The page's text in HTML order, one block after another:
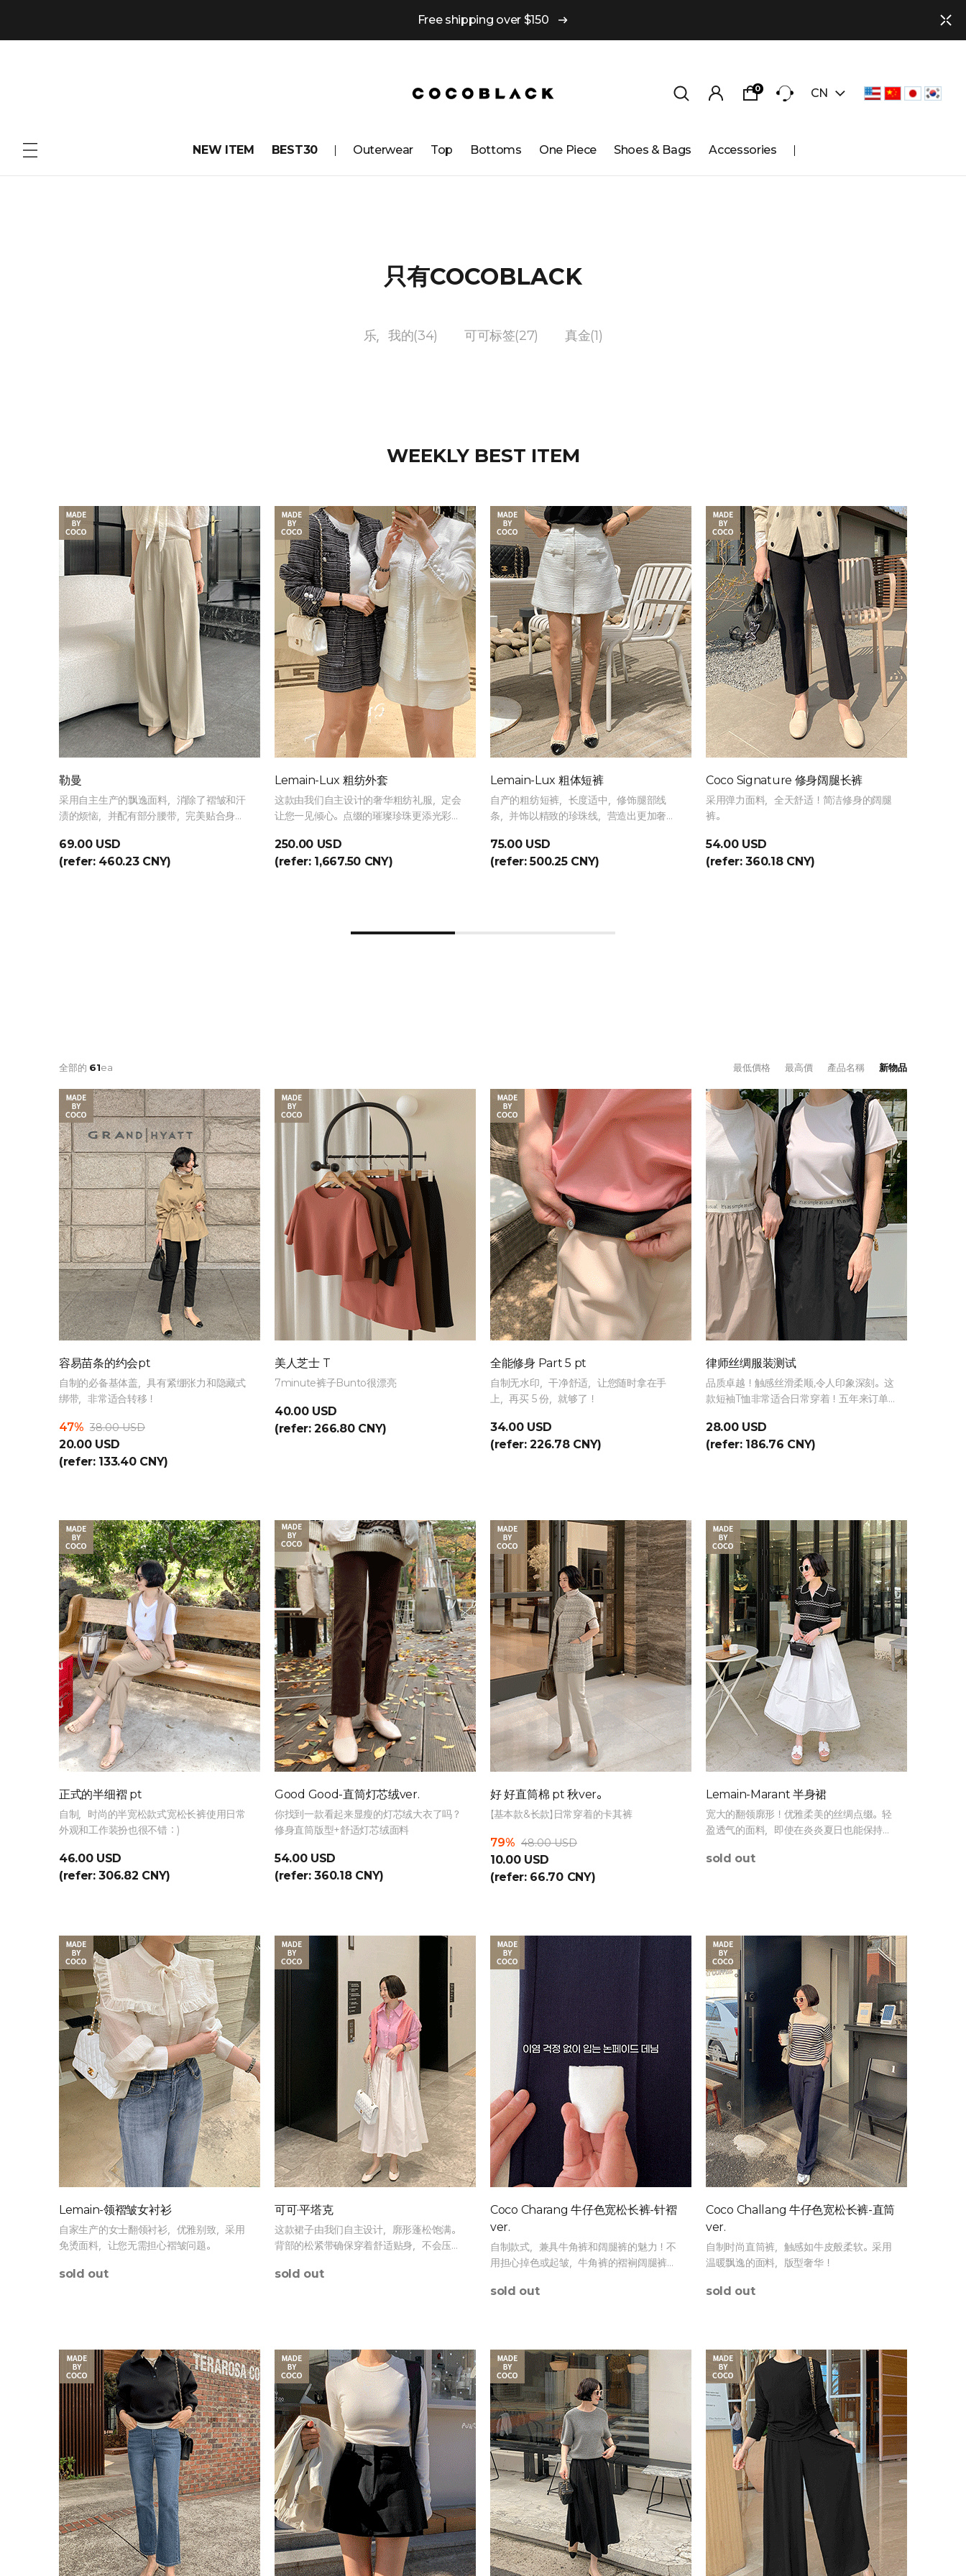
Free shipping over $150
0 CN
NEW ITEM BEST30 Outerwear Top Bottoms One ​​Piece Shoes & Bags Accessories
只有COCOBLACK
乐，我的(34) 可可标签(27) 真金(1)
WEEKLY BEST ITEM
勒曼
采用自主生产的飘逸面料，消除了褶皱和汗
渍的烦恼，并配有部分腰带，完美贴合身
69.00 USD
(refer: 460.23 CNY)
Lemain-Lux 粗纺外套
这款由我们自主设计的奢华粗纺礼服，定会
让您一见倾心。点缀的璀璨珍珠更添光彩，
250.00 USD
(refer: 1,667.50 CNY)
Lemain-Lux 粗体短裤
自产的粗纺短裤，长度适中，修饰腿部线
条，并饰以精致的珍珠线，营造出更加奢华
75.00 USD
(refer: 500.25 CNY)
Coco Signature 修身阔腿长裤
采用弹力面料，全天舒适！简洁修身的阔腿
裤。
54.00 USD
(refer: 360.18 CNY)
全部的 61ea 最低價格 最高價 產品名稱 新物品
容易苗条的约会pt
自制的必备基体盖，具有紧绷张力和隐藏式
绑带，非常适合转移！
47% 38.00 USD
20.00 USD
(refer: 133.40 CNY)
美人芝士 T
7minute裤子Bunto很漂亮
40.00 USD
(refer: 266.80 CNY)
全能修身 Part 5 pt
自制无水印，干净舒适，让您随时拿在手
上，再买 5 份，就够了！
34.00 USD
(refer: 226.78 CNY)
律师丝绸服装测试
品质卓越！触感丝滑柔顺,令人印象深刻。这
款短袖T恤非常适合日常穿着！五年来订单
28.00 USD
(refer: 186.76 CNY)
正式的半细褶 pt
自制，时尚的半宽松款式宽松长裤使用日常
外观和工作装扮也很不错：)
46.00 USD
(refer: 306.82 CNY)
Good Good-直筒灯芯绒ver.
你找到一款看起来显瘦的灯芯绒大衣了吗？
修身直筒版型+舒适灯芯绒面料
54.00 USD
(refer: 360.18 CNY)
好 好直筒棉 pt 秋ver。
【基本款&长款】日常穿着的卡其裤
79% 48.00 USD
10.00 USD
(refer: 66.70 CNY)
Lemain-Marant 半身裙
宽大的翻领廓形！优雅柔美的丝绸点缀。轻
盈透气的面料，即使在炎炎夏日也能保持凉
sold out
Lemain-领褶皱女衬衫
自家生产的女士翻领衬衫，优雅别致，采用
免烫面料，让您无需担心褶皱问题。
sold out
可可·平塔克
这款裙子由我们自主设计，廓形蓬松饱满。
背部的松紧带确保穿着舒适贴身，不会压迫
sold out
Coco Charang 牛仔色宽松长裤-针褶
ver.
自制款式，兼具牛角裤和阔腿裤的魅力！不
用担心掉色或起皱，牛角裤的褶裥阔腿裤是
sold out
Coco Challang 牛仔色宽松长裤-直筒
ver.
自制时尚直筒裤，触感如牛皮般柔软。采用
温暖飘逸的面料，版型奢华！
sold out